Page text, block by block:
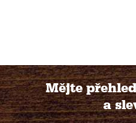
Z
Mějte
a